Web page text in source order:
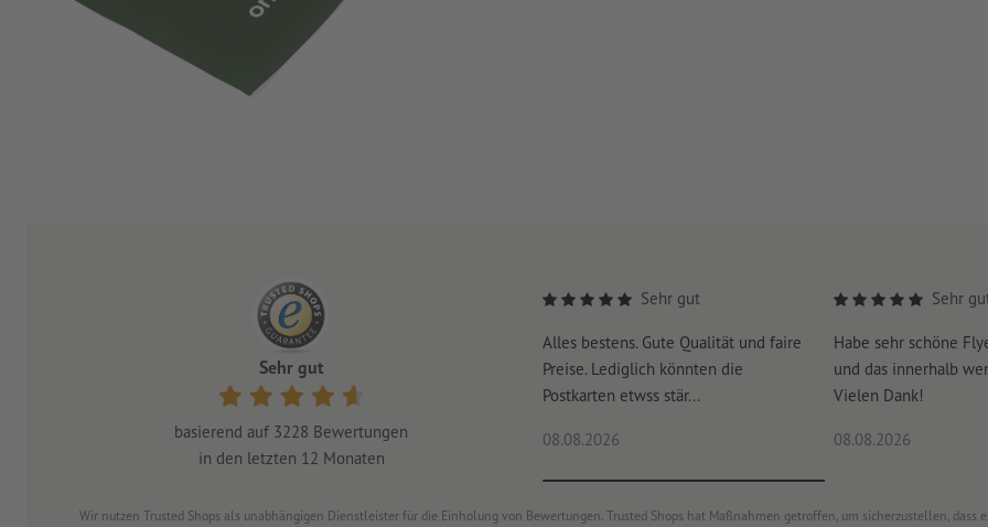
Sehr gut
basierend auf 3228 Bewertungen
in den letzten 12 Monaten
Sehr gut
Alles bestens. Gute Qualität und faire
Preise. Lediglich könnten die
Postkarten etwss stär...
08.08.2026
Sehr
Habe sehr schöne
und das innerhalb
Vielen Dank!
08.08.2026
Wir nutzen Trusted Shops als unabhängigen Dienstleister für die Einholung von Bewertungen. Trusted Shops hat Maßnahmen getroffen, um sicherzustellen, dass